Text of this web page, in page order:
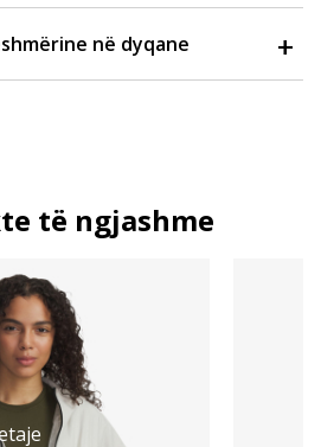
në dyqane
të ngjashme